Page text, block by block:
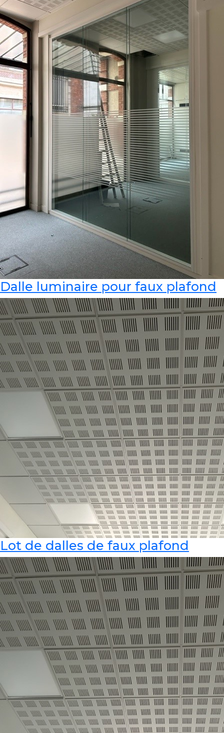
Dalle luminaire pour faux plafond
Lot de dalles de faux plafond